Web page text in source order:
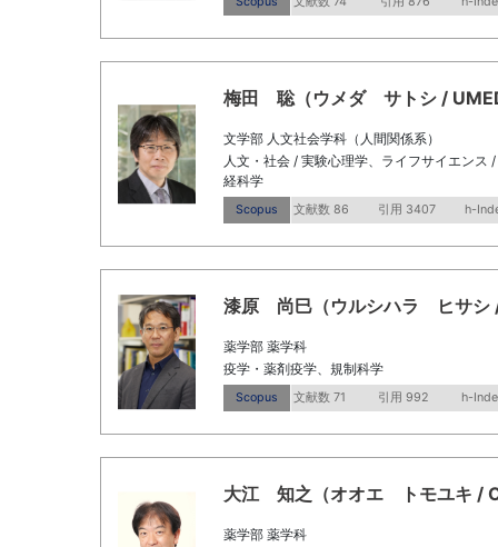
梅田 聡（ウメダ サトシ /
文学部 人文社会学科（人間関係系）
人文・社会 / 実験心理学、ライフサイエン
経科学
Scopus 文献数 86 引用 3407 h-
漆原 尚巳（ウルシハラ ヒサシ
薬学部 薬学科
疫学・薬剤疫学、規制科学
Scopus 文献数 71 引用 992 h-
大江 知之（オオエ トモユキ /
薬学部 薬学科